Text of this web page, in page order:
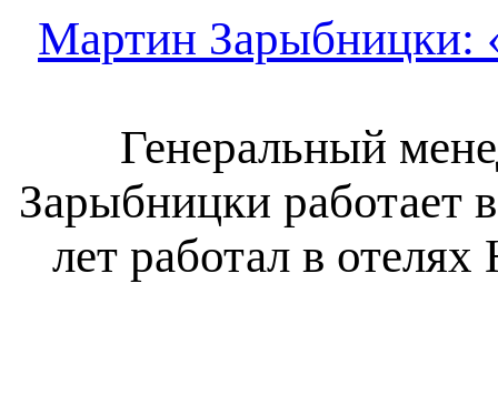
Мартин Зарыбницки:
Генеральный
Зарыбницки работает
лет работал в